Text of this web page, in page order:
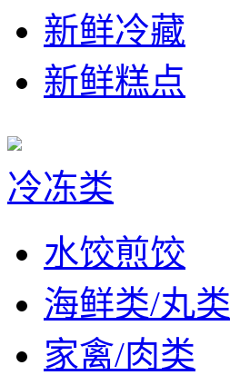
新鲜冷藏
新鲜糕点
冷冻类
水饺煎饺
海鲜类/丸类
家禽/肉类